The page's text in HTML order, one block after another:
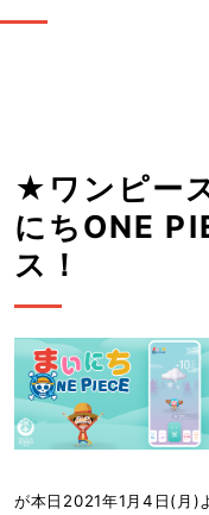
★ワンピー
にちONE
ス！
が本日2021年1月4日(月)